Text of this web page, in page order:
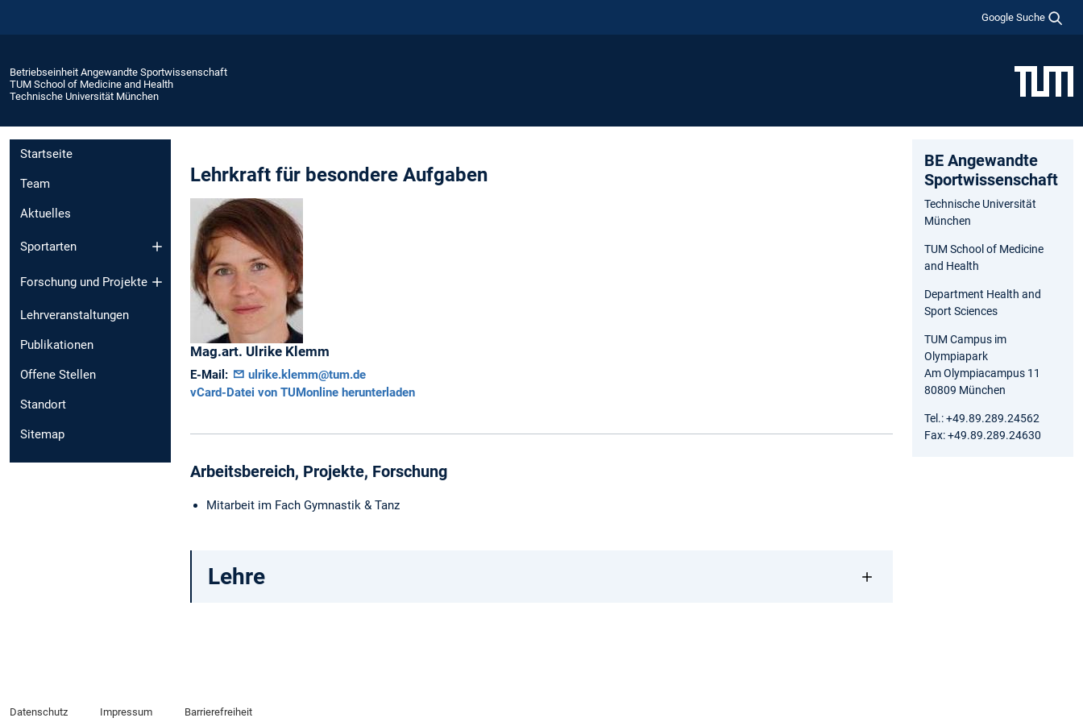
Google Suche
Betriebseinheit Angewandte Sportwissenschaft
TUM School of Medicine and Health
Technische Universität München
Startseite
Team
Aktuelles
Sportarten
Forschung und Projekte
Lehrveranstaltungen
Publikationen
Offene Stellen
Standort
Sitemap
Lehrkraft für besondere Aufgaben
Mag.art. Ulrike Klemm
E-Mail:
ulrike.klemm@tum.de
vCard-Datei von TUMonline herunterladen
Arbeitsbereich, Projekte, Forschung
Mitarbeit im Fach Gymnastik & Tanz
Lehre
BE Angewandte
Sportwissenschaft
Technische Universität
München
TUM School of Medicine
and Health
Department Health and
Sport Sciences
TUM Campus im
Olympiapark
Am Olympiacampus 11
80809 München
Tel.: +49.89.289.24562
Fax: +49.89.289.24630
Datenschutz Impressum Barrierefreiheit